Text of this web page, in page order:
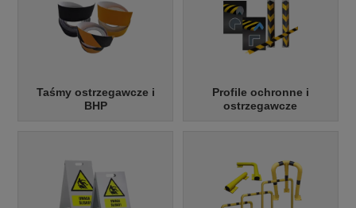
Taśmy ostrzegawcze i
BHP
Profile ochronne i
ostrzegawcze